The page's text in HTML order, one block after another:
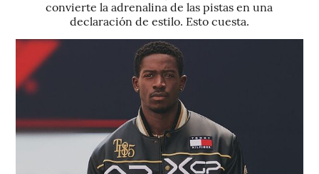
convierte la adrenalina de las pistas en una
declaración de estilo. Esto cuesta.